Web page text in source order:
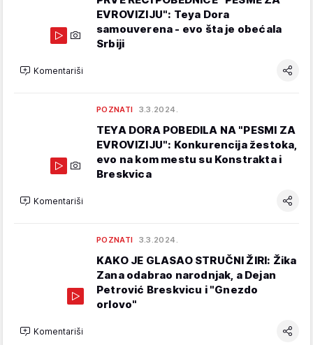
EVROVIZIJU": Teya Dora
samouverena - evo šta je obećala
Srbiji
Komentariši
POZNATI 3.3.2024.
TEYA DORA POBEDILA NA "PESMI ZA
EVROVIZIJU": Konkurencija žestoka,
evo na kom mestu su Konstrakta i
Breskvica
Komentariši
POZNATI 3.3.2024.
KAKO JE GLASAO STRUČNI ŽIRI: Žika
Zana odabrao narodnjak, a Dejan
Petrović Breskvicu i "Gnezdo
orlovo"
Komentariši